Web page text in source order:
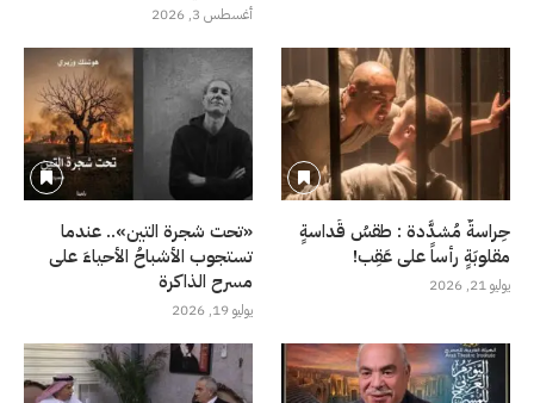
أغسطس 3, 2026
حِراسةٌ مُشدَّدة : طقسُ قَداسةٍ
مقلوبَةٍ رأساً على عَقِب!
يوليو 21, 2026
«تحت شجرة التين».. عندما
تستجوب الأشباحُ الأحياءَ على
مسرح الذاكرة
يوليو 19, 2026